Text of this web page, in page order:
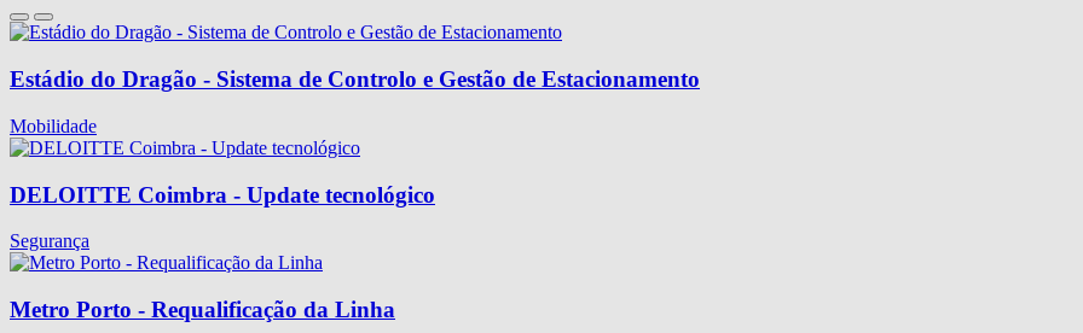
Estádio do Dragão - Sistema de Controlo e Gestão de Estacionamento
Mobilidade
DELOITTE Coimbra - Update tecnológico
Segurança
Metro Porto - Requalificação da Linha